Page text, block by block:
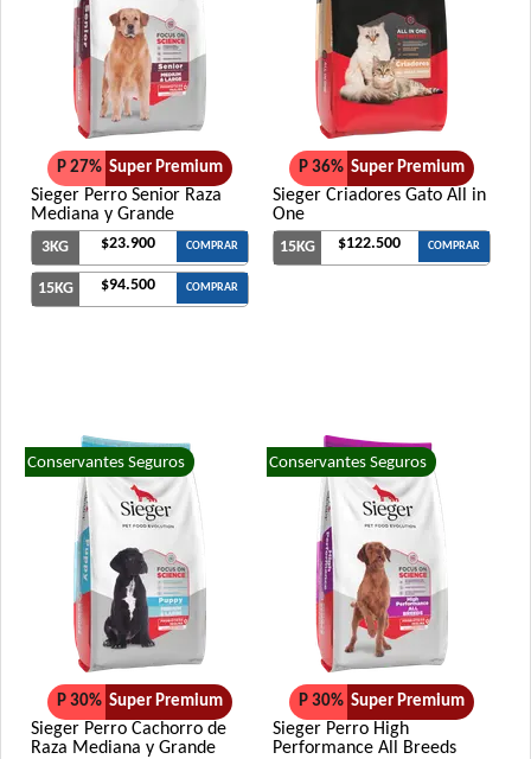
P 27% Super Premium
Sieger Perro Senior Raza
Mediana y Grande
3KG $23.900 COMPRAR
15KG $94.500 COMPRAR
P 36% Super Premium
Sieger Criadores Gato All in
One
15KG $122.500 COMPRAR
Conservantes Seguros
P 30% Super Premium
Sieger Perro Cachorro de
Raza Mediana y Grande
Conservantes Seguros
P 30% Super Premium
Sieger Perro High
Performance All Breeds